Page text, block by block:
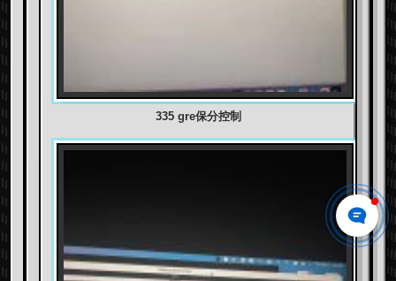
335 gre保分控制